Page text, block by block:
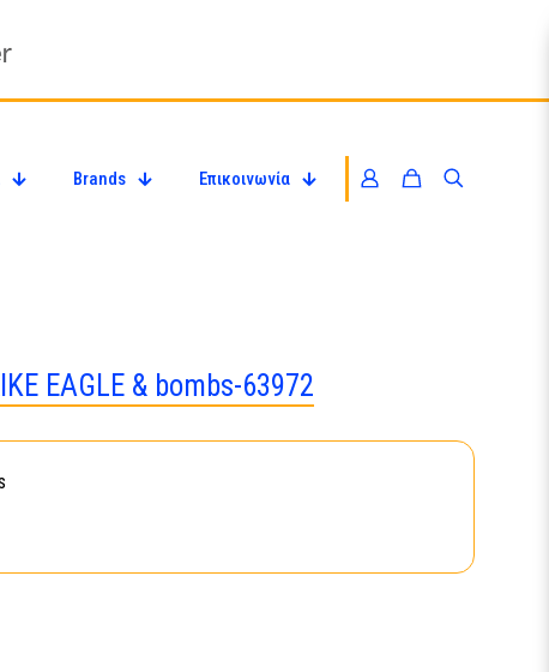
Brands Επικοινωνία
EAGLE & bombs-63972